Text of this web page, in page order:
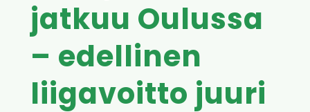
jatkuu Oulussa
– edellinen
liigavoitto juuri